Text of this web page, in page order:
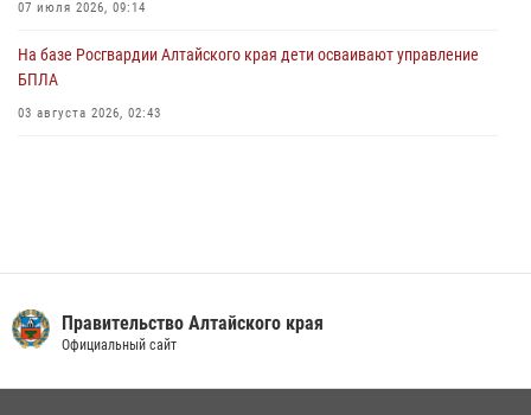
07 июля 2026, 09:14
На базе Росгвардии Алтайского края дети осваивают управление
БПЛА
03 августа 2026, 02:43
Правительство Алтайского края
Официальный сайт